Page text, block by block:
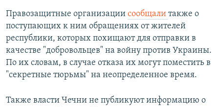
Правозащитные организации сообщали также о
поступающих к ним обращениях от жителей
республики, которых похищают для отправки в
качестве "добровольцев" на войну против Украины.
По их словам, в случае отказа их могут поместить в
"секретные тюрьмы" на неопределенное время.
Также власти Чечни не публикуют информацию о